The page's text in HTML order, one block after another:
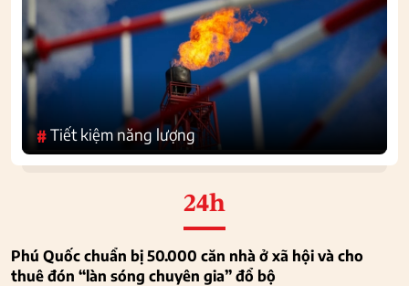
#Tiết kiệm năng lượng
24h
Phú Quốc chuẩn bị 50.000 căn nhà ở xã hội và cho
thuê đón “làn sóng chuyên gia” đổ bộ